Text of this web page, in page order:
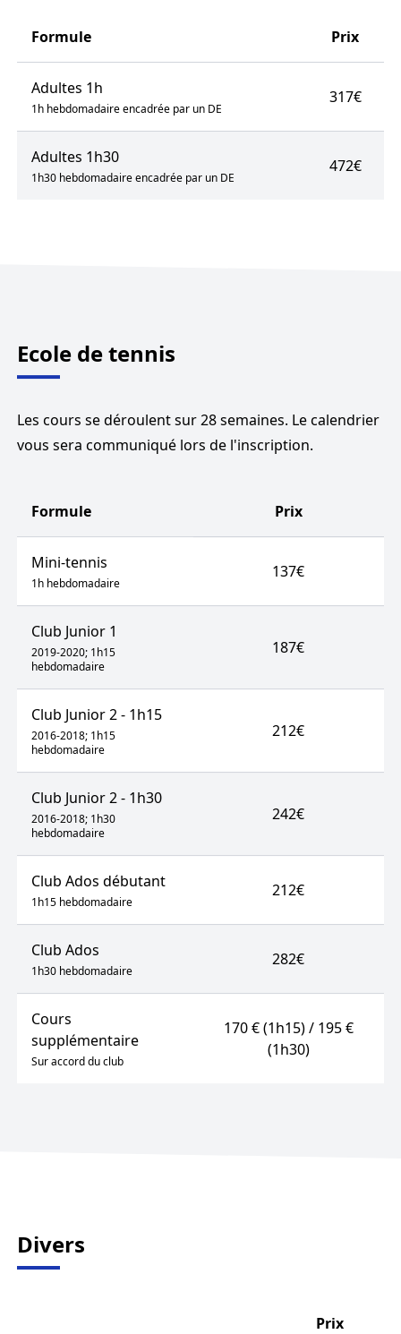
Formule Prix
Adultes 1h
1h hebdomadaire encadrée par un DE
317€
Adultes 1h30
1h30 hebdomadaire encadrée par un DE
472€
Ecole de tennis
Les cours se déroulent sur 28 semaines. Le calendrier
vous sera communiqué lors de l'inscription.
Formule Prix
Mini-tennis
1h hebdomadaire
137€
Club Junior 1
2019-2020; 1h15
hebdomadaire
187€
Club Junior 2 - 1h15
2016-2018; 1h15
hebdomadaire
212€
Club Junior 2 - 1h30
2016-2018; 1h30
hebdomadaire
242€
Club Ados débutant
1h15 hebdomadaire
212€
Club Ados
1h30 hebdomadaire
282€
Cours
supplémentaire
Sur accord du club
170 € (1h15) / 195 €
(1h30)
Divers
Prix